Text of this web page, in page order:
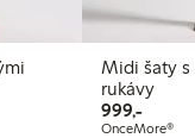
Midi šaty
rukávy
999,-999,00
OnceMore®